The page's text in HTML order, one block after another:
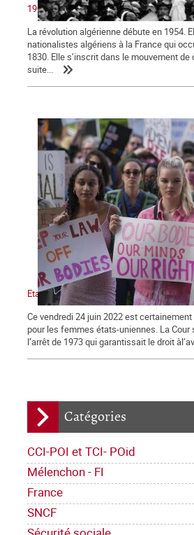
Catégories
CCI-POI et TCI- POid
Mélenchon - FI
France
SNCF
1962 : victoire du peuple algérien sur le
La révolution algérienne débute en 1954.
nationalistes algériens à la France qui
1830. Elle s’inscrit dans le mouvement
suite...
Etats-Unis : victoire de l’obscurantisme.
Ce vendredi 24 juin 2022 est
pour les femmes états-uniennes. La Cour
l’arrêt de 1973 qui garantissait le droit